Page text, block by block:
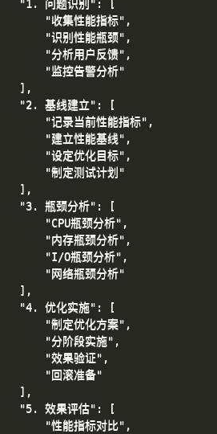
"1. 问题识别": [
"收集性能指标",
"识别性能瓶颈",
"分析用户反馈",
"监控告警分析"
],
"2. 基线建立": [
"记录当前性能指标",
"建立性能基线",
"设定优化目标",
"制定测试计划"
],
"3. 瓶颈分析": [
"CPU瓶颈分析",
"内存瓶颈分析",
"I/O瓶颈分析",
"网络瓶颈分析"
],
"4. 优化实施": [
"制定优化方案",
"分阶段实施",
"效果验证",
"回滚准备"
],
"5. 效果评估": [
"性能指标对比",